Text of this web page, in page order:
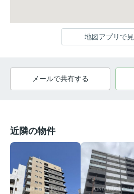
地図アプリで
メールで共有する
近隣の物件